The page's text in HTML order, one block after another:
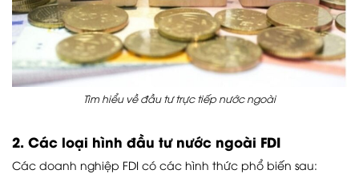
Tìm hiểu về đầu tư trực tiếp nước ngoài
2. Các loại hình đầu tư nước ngoài FDI
Các doanh nghiệp FDI có các hình thức phổ biến sau: